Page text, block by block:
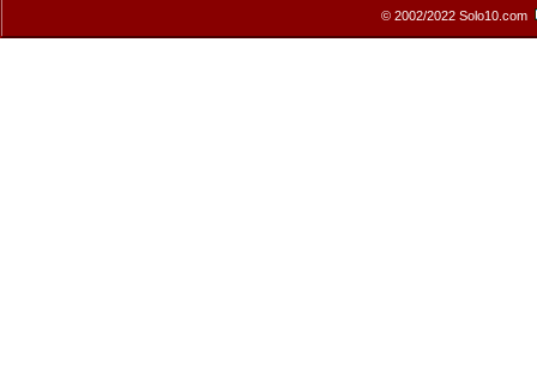
© 2002/2022 Solo10.com